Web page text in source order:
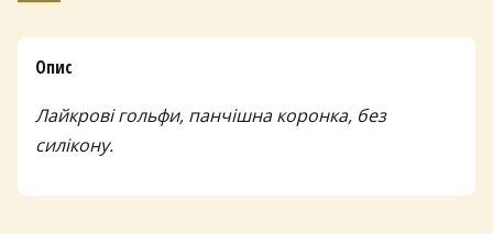
Опис
Лайкрові гольфи, панчішна коронка, без
силікону.